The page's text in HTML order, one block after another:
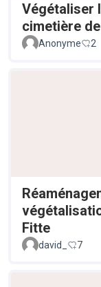
Végétaliser
cimetière
Anonyme 2
Fitte
david_ 7